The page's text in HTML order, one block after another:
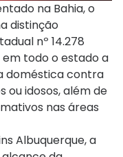
na Bahia, o
distinção
nº 14.278
todo o estado a
doméstica contra
ou idosos, além de
nas áreas
Albuquerque, a